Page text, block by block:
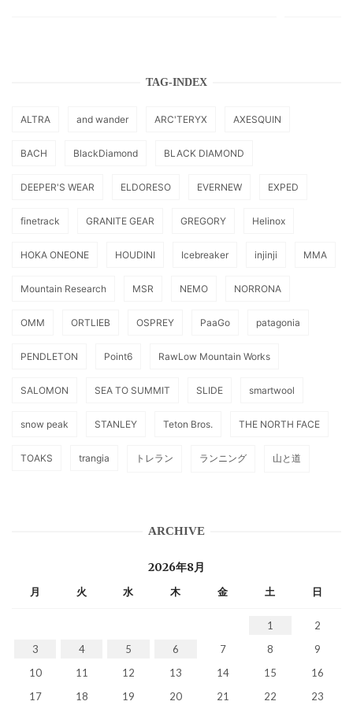
TAG-INDEX
ALTRA and wander ARC'TERYX AXESQUIN
BACH BlackDiamond BLACK DIAMOND
DEEPER'S WEAR ELDORESO EVERNEW EXPED
finetrack GRANITE GEAR GREGORY Helinox
HOKA ONEONE HOUDINI Icebreaker injinji MMA
Mountain Research MSR NEMO NORRONA
OMM ORTLIEB OSPREY PaaGo patagonia
PENDLETON Point6 RawLow Mountain Works
SALOMON SEA TO SUMMIT SLIDE smartwool
snow peak STANLEY Teton Bros. THE NORTH FACE
TOAKS trangia トレラン ランニング 山と道
ARCHIVE
2026年8月
月 火 水 木 金 土 日
1
2
3
4 5 6 7 8
9
10
11 12 13 14 15
16
17
18 19 20 21 22
23